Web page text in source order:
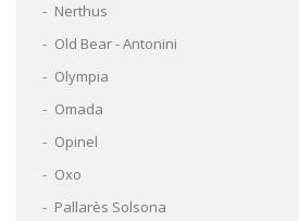
Nerthus
Old Bear - Antonini
Olympia
Omada
Opinel
Oxo
Pallarès Solsona